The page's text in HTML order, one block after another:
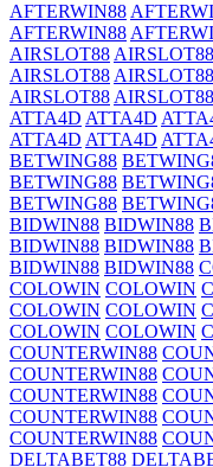
AFTERWIN88
AFTERWIN88
AIRSLOT88 AIRSLOT88
AIRSLOT88 AIRSLOT88
AIRSLOT88 AIRSLOT88
ATTA4D ATTA4D
ATTA4D ATTA4D
BETWING88
BETWING88
BETWING88
BIDWIN88 BIDWIN88
BIDWIN88 BIDWIN88
BIDWIN88 BIDWIN88
COLOWIN COLOWIN
COLOWIN COLOWIN
COLOWIN COLOWIN
COUNTERWIN88
COUNTERWIN88
COUNTERWIN88
COUNTERWIN88
COUNTERWIN88
DELTABET88